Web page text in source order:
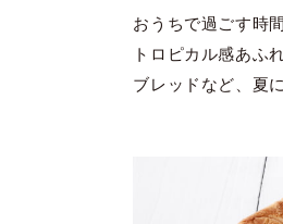
おうちで過ごす時
トロピカル感あふ
ブレッドなど、夏